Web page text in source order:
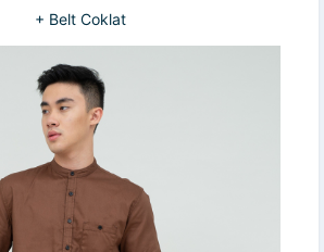
+ Belt Coklat